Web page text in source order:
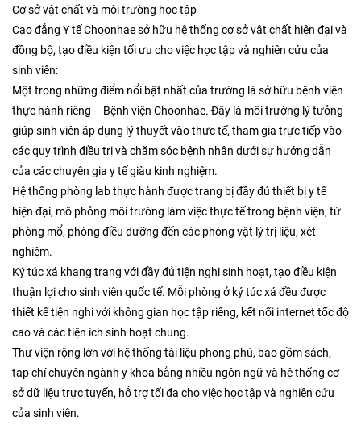
Cơ sở vật chất và môi trường học tập
Cao đẳng Y tế Choonhae sở hữu hệ thống cơ sở vật chất hiện đại và
đồng bộ, tạo điều kiện tối ưu cho việc học tập và nghiên cứu của
sinh viên:
Một trong những điểm nổi bật nhất của trường là sở hữu bệnh viện
thực hành riêng – Bệnh viện Choonhae. Đây là môi trường lý tưởng
giúp sinh viên áp dụng lý thuyết vào thực tế, tham gia trực tiếp vào
các quy trình điều trị và chăm sóc bệnh nhân dưới sự hướng dẫn
của các chuyên gia y tế giàu kinh nghiệm.
Hệ thống phòng lab thực hành được trang bị đầy đủ thiết bị y tế
hiện đại, mô phỏng môi trường làm việc thực tế trong bệnh viện, từ
phòng mổ, phòng điều dưỡng đến các phòng vật lý trị liệu, xét
nghiệm.
Ký túc xá khang trang với đầy đủ tiện nghi sinh hoạt, tạo điều kiện
thuận lợi cho sinh viên quốc tế. Mỗi phòng ở ký túc xá đều được
thiết kế tiện nghi với không gian học tập riêng, kết nối internet tốc độ
cao và các tiện ích sinh hoạt chung.
Thư viện rộng lớn với hệ thống tài liệu phong phú, bao gồm sách,
tạp chí chuyên ngành y khoa bằng nhiều ngôn ngữ và hệ thống cơ
sở dữ liệu trực tuyến, hỗ trợ tối đa cho việc học tập và nghiên cứu
của sinh viên.